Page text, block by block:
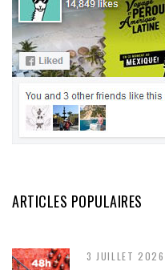
ARTICLES POPULAIRES
3 JUILLET 2026